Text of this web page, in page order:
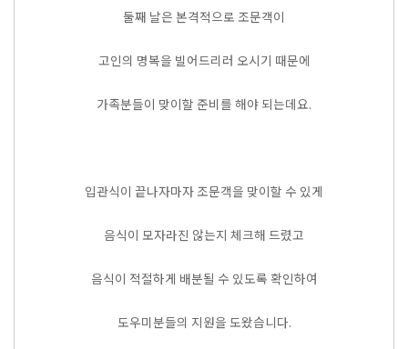
둘째 날은 본격적으로 조문객이
고인의 명복을 빌어드리러 오시기 때문에
가족분들이 맞이할 준비를 해야 되는데요.
입관식이 끝나자마자 조문객을 맞이할 수 있게
음식이 모자라진 않는지 체크해 드렸고
음식이 적절하게 배분될 수 있도록 확인하여
도우미분들의 지원을 도왔습니다.